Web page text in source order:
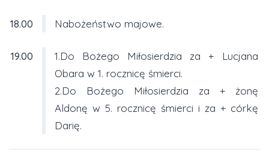
18.00 Nabożeństwo majowe.
19.00
1.Do Bożego Miłosierdzia za + Lucjana
Obara w 1. rocznicę śmierci.
2.Do Bożego Miłosierdzia za + żonę
Aldonę w 5. rocznicę śmierci i za + córkę
Darię.